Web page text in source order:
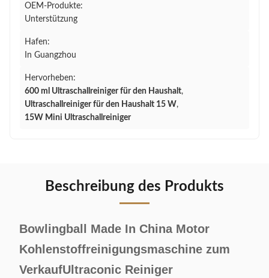
OEM-Produkte:
Unterstützung
Hafen:
In Guangzhou
Hervorheben:
600 ml Ultraschallreiniger für den Haushalt,
Ultraschallreiniger für den Haushalt 15 W,
15W Mini Ultraschallreiniger
Beschreibung des Produkts
Bowlingball Made In China Motor
Kohlenstoffreinigungsmaschine zum
VerkaufUltraconic Reiniger